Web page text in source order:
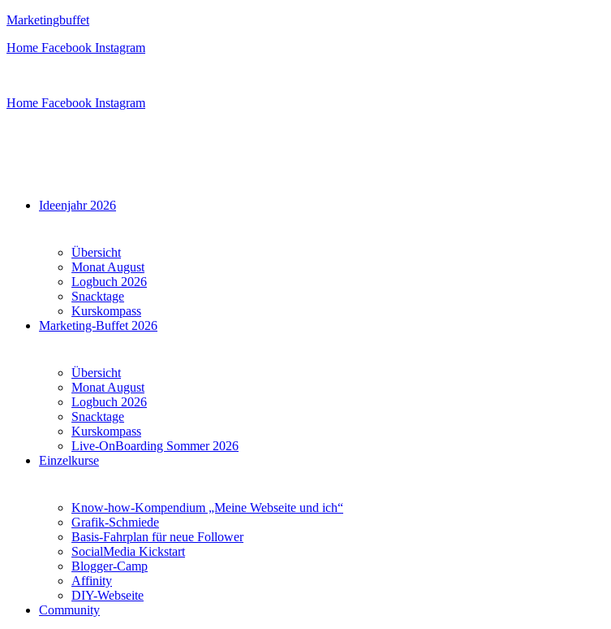
Zum
springen
Marketingbuffet
Home Facebook Instagram
Home Facebook Instagram
Menü Ideenjahr 2026
Übersicht
Monat August
Logbuch 2026
Snacktage
Kurskompass
Marketing-Buffet 2026
Übersicht
Monat August
Logbuch 2026
Snacktage
Kurskompass
Live-OnBoarding Sommer 2026
Einzelkurse
Know-how-Kompendium „Meine Webseite und ich“
Grafik-Schmiede
Basis-Fahrplan für neue Follower
SocialMedia Kickstart
Blogger-Camp
Affinity
DIY-Webseite
Community